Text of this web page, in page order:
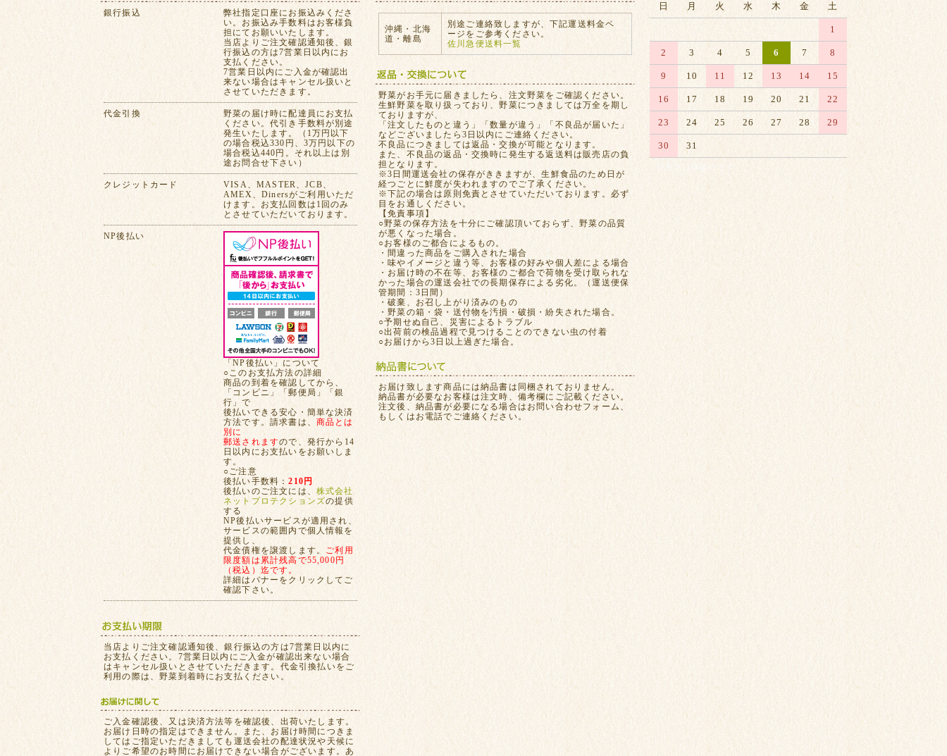
日
月 火 水 木 金 土
1
2 3 4 5 6 7 8
9 10 11 12 13 14 15
16 17 18 19 20 21 22
23 24 25 26 27 28 29
30 31
銀行振込
弊社指定口座にお振込みくださ
い。お振込み手数料はお客様負
担にてお願いいたします。
当店よりご注文確認通知後、銀
行振込の方は7営業日以内にお
支払ください。
7営業日以内にご入金が確認出
来ない場合はキャンセル扱いと
させていただきます。
代金引換
野菜の届け時に配達員にお支払
ください。代引き手数料が別途
発生いたします。（1万円以下
の場合税込330円、3万円以下の
場合税込440円。それ以上は別
途お問合せ下さい）
クレジットカード
VISA、MASTER、JCB、
AMEX、Dinersがご利用いただ
けます。お支払回数は1回のみ
とさせていただいております。
NP後払い
「NP後払い」について
○このお支払方法の詳細
商品の到着を確認してから、
「コンビニ」「郵便局」「銀
行」で
後払いできる安心・簡単な決済
方法です。請求書は、 商品とは
別に
郵送されますので、発行から14
日以内にお支払いをお願いしま
す。
○ご注意
後払い手数料：210円
後払いのご注文には、 株式会社
ネットプロテクションズの提供
する
NP後払いサービスが適用され、
サービスの範囲内で個人情報を
提供し、
代金債権を譲渡します。 ご利用
限度額は累計残高で55,000円
（税込）迄です。
詳細はバナーをクリックしてご
確認下さい。
当店よりご注文確認通知後、銀行振込の方は7営業日以内に
お支払ください。7営業日以内にご入金が確認出来ない場合
はキャンセル扱いとさせていただきます。代金引換払いをご
利用の際は、野菜到着時にお支払ください。
ご入金確認後、又は決済方法等を確認後、出荷いたします。
お届け日時の指定はできません。また、お届け時間につきま
してはご指定いただきましても運送会社の配達状況や天候に
よりご希望のお時間にお届けできない場合がございます。あ
沖縄・北海
道・離島
別途ご連絡致しますが、下記運送料金ペ
ージをご参考ください。
佐川急便送料一覧
野菜がお手元に届きましたら、注文野菜をご確認ください。
生鮮野菜を取り扱っており、野菜につきましては万全を期し
ておりますが、
「注文したものと違う」「数量が違う」「不良品が届いた」
などございましたら3日以内にご連絡ください。
不良品につきましては返品・交換が可能となります。
また、不良品の返品・交換時に発生する返送料は販売店の負
担となります。
※3日間運送会社の保存がききますが、生鮮食品のため日が
経つごとに鮮度が失われますのでご了承ください。
※下記の場合は原則免責とさせていただいております。必ず
目をお通しください。
【免責事項】
○野菜の保存方法を十分にご確認頂いておらず、野菜の品質
が悪くなった場合。
○お客様のご都合によるもの。
・間違った商品をご購入された場合
・味やイメージと違う等、お客様の好みや個人差による場合
・お届け時の不在等、お客様のご都合で荷物を受け取られな
かった場合の運送会社での長期保存による劣化。（運送便保
管期間：3日間）
・破棄、お召し上がり済みのもの
・野菜の箱・袋・送付物を汚損・破損・紛失された場合。
○予期せぬ自己、災害によるトラブル
○出荷前の検品過程で見つけることのできない虫の付着
○お届けから3日以上過ぎた場合。
お届け致します商品には納品書は同梱されておりません。
納品書が必要なお客様は注文時、備考欄にご記載ください。
注文後、納品書が必要になる場合はお問い合わせフォーム、
もしくはお電話でご連絡ください。